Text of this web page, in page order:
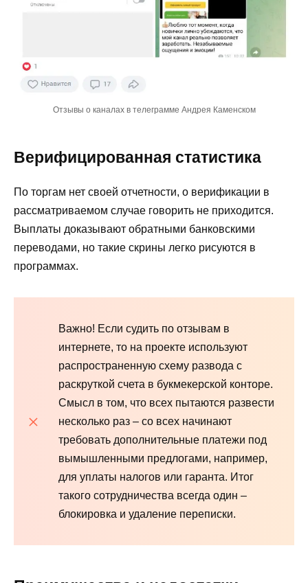
Отзывы о каналах в телеграмме Андрея Каменском
Верифицированная статистика
По торгам нет своей отчетности, о верификации в
рассматриваемом случае говорить не приходится.
Выплаты доказывают обратными банковскими
переводами, но такие скрины легко рисуются в
программах.
Важно! Если судить по отзывам в
интернете, то на проекте используют
распространенную схему развода с
раскруткой счета в букмекерской конторе.
Смысл в том, что всех пытаются развести
несколько раз – со всех начинают
требовать дополнительные платежи под
вымышленными предлогами, например,
для уплаты налогов или гаранта. Итог
такого сотрудничества всегда один –
блокировка и удаление переписки.